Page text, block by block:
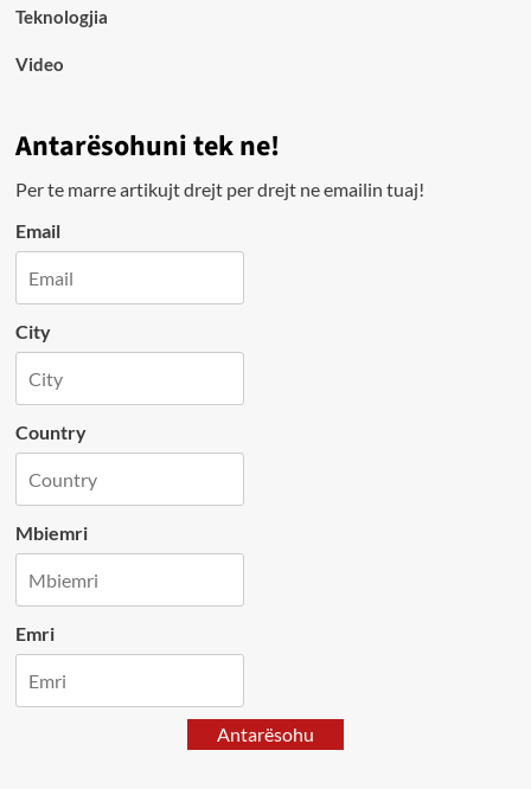
Teknologjia
Video
Antarësohuni tek ne!
Per te marre artikujt drejt per drejt ne emailin tuaj!
Email
City
Country
Mbiemri
Emri
Antarësohu